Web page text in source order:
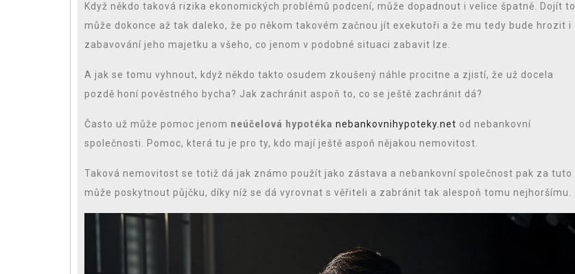
Když někdo taková rizika ekonomických problémů podcení, může dopadnout i velice špatně. Dojít to
může dokonce až tak daleko, že po někom takovém začnou jít exekutoři a že mu tedy bude hrozit i
zabavování jeho majetku a všeho, co jenom v podobné situaci zabavit lze.
A jak se tomu vyhnout, když někdo takto osudem zkoušený náhle procitne a zjistí, že už docela
pozdě honí pověstného bycha? Jak zachránit aspoň to, co se ještě zachránit dá?
Často už může pomoc jenom neúčelová hypotéka nebankovnihypoteky.net od nebankovní
společnosti. Pomoc, která tu je pro ty, kdo mají ještě aspoň nějakou nemovitost.
Taková nemovitost se totiž dá jak známo použít jako zástava a nebankovní společnost pak za tuto
může poskytnout půjčku, díky níž se dá vyrovnat s věřiteli a zabránit tak alespoň tomu nejhoršímu.